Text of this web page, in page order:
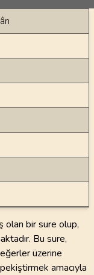
olan bir sure olup,
Bu sure,
üzerine
amacıyla